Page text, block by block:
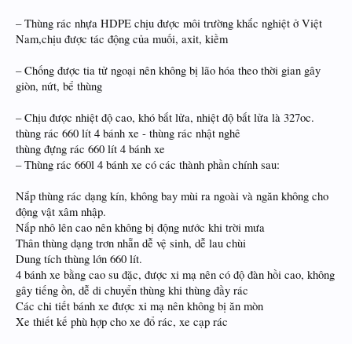
– Thùng rác nhựa HDPE chịu được môi trường khắc nghiệt ở Việt
Nam,chịu được tác động của muối, axit, kiềm
– Chống được tia tử ngoại nên không bị lão hóa theo thời gian gây
giòn, nứt, bể thùng
– Chịu được nhiệt độ cao, khó bắt lửa, nhiệt độ bắt lửa là 327oc.
thùng rác 660 lít 4 bánh xe - thùng rác nhật nghê
thùng đựng rác 660 lít 4 bánh xe
– Thùng rác 660l 4 bánh xe có các thành phần chính sau:
Nắp thùng rác dạng kín, không bay mùi ra ngoài và ngăn không cho
động vật xâm nhập.
Nắp nhô lên cao nên không bị động nước khi trời mưa
Thân thùng dạng trơn nhẵn dễ vệ sinh, dễ lau chùi
Dung tích thùng lớn 660 lít.
4 bánh xe bằng cao su đặc, được xi mạ nên có độ đàn hồi cao, không
gây tiếng ồn, dễ di chuyển thùng khi thùng đầy rác
Các chi tiết bánh xe được xi mạ nên không bị ăn mòn
Xe thiết kế phù hợp cho xe đổ rác, xe cạp rác